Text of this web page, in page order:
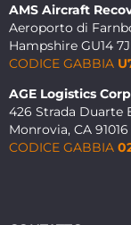
AMS Aircraft
Aeroporto di
Hampshire GU14
CODICE GABBIA
AGE Logistics
426 Strada Duarte
Monrovia, CA
CODICE GABBIA